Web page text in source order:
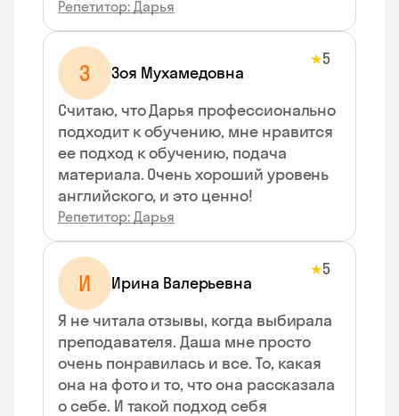
Репетитор: Дарья
З Зоя Мухамедовна
★5
Считаю, что Дарья профессионально
подходит к обучению, мне нравится
ее подход к обучению, подача
материала. Очень хороший уровень
английского, и это ценно!
Репетитор: Дарья
И Ирина Валерьевна
★5
Я не читала отзывы, когда выбирала
преподавателя. Даша мне просто
очень понравилась и все. То, какая
она на фото и то, что она рассказала
о себе. И такой подход себя